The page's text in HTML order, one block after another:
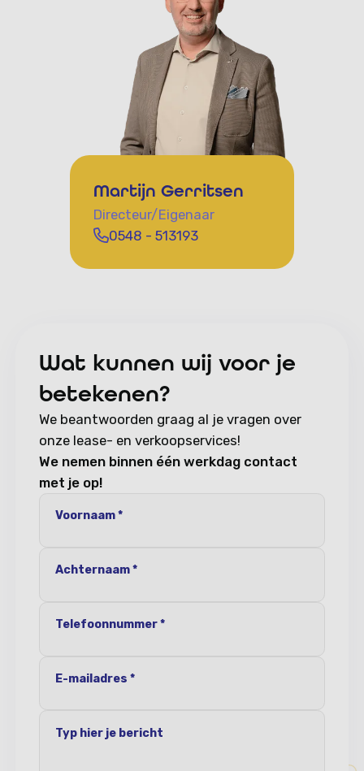
voor meer informatie over leasen en ervaar
hoe vertrouwd ons familiebedrijf direct
Martijn Gerritsen
Directeur/Eigenaar
0548 - 513193
Wat kunnen wij voor je
betekenen?
We beantwoorden graag al je vragen over
onze lease- en verkoopservices!
We nemen binnen één werkdag contact
met je op!
Voornaam *
Achternaam *
Telefoonnummer *
E-mailadres *
Typ hier je bericht